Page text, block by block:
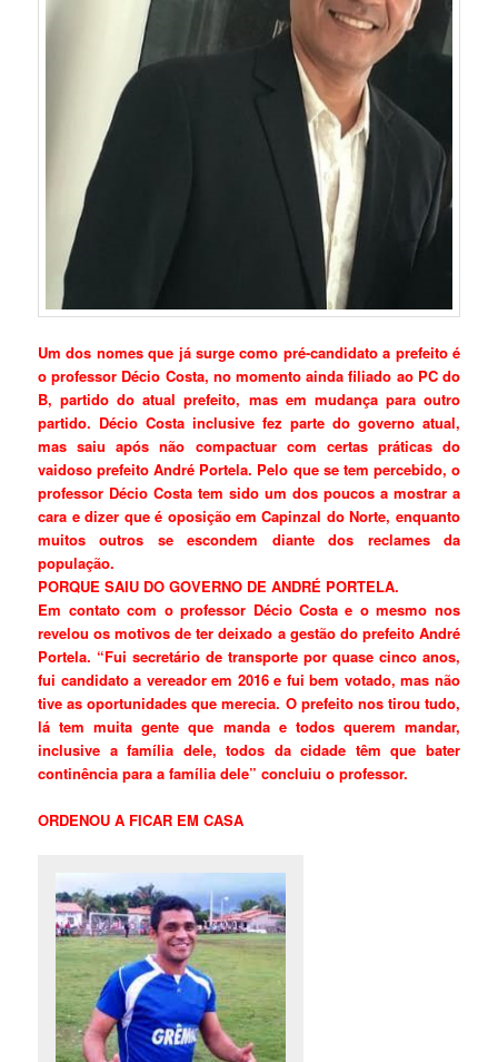
Um dos nomes que já surge como pré-candidato a prefeito é
o professor Décio Costa, no momento ainda filiado ao PC do
B, partido do atual prefeito, mas em mudança para outro
partido. Décio Costa inclusive fez parte do governo atual,
mas saiu após não compactuar com certas práticas do
vaidoso prefeito André Portela. Pelo que se tem percebido, o
professor Décio Costa tem sido um dos poucos a mostrar a
cara e dizer que é oposição em Capinzal do Norte, enquanto
muitos outros se escondem diante dos reclames da
população.
PORQUE SAIU DO GOVERNO DE ANDRÉ PORTELA.
Em contato com o professor Décio Costa e o mesmo nos
revelou os motivos de ter deixado a gestão do prefeito André
Portela. “Fui secretário de transporte por quase cinco anos,
fui candidato a vereador em 2016 e fui bem votado, mas não
tive as oportunidades que merecia. O prefeito nos tirou tudo,
lá tem muita gente que manda e todos querem mandar,
inclusive a família dele, todos da cidade têm que bater
continência para a família dele” concluiu o professor.
ORDENOU A FICAR EM CASA